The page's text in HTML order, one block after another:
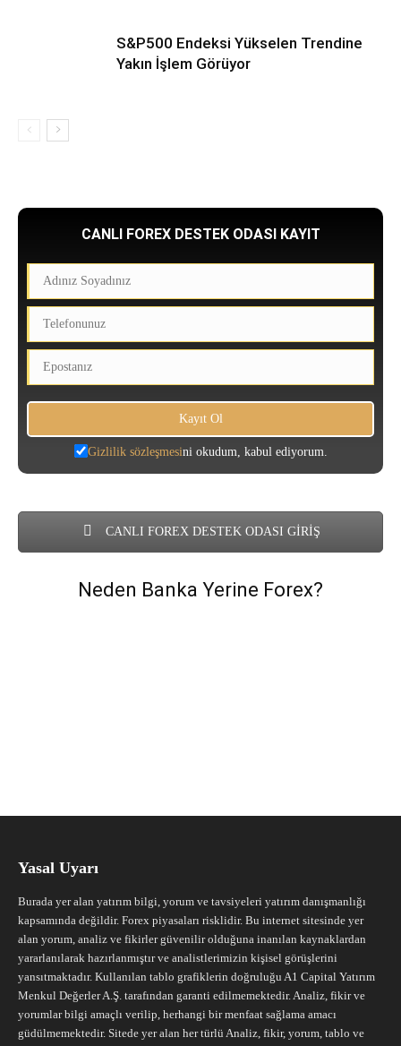
S&P500 Endeksi Yükselen Trendine
Yakın İşlem Görüyor
CANLI FOREX DESTEK ODASI KAYIT
Gizlilik sözleşmesini okudum, kabul ediyorum.
CANLI FOREX DESTEK ODASI GİRİŞ
Neden Banka Yerine Forex?
Yasal Uyarı
Burada yer alan yatırım bilgi, yorum ve tavsiyeleri yatırım danışmanlığı
kapsamında değildir. Forex piyasaları risklidir. Bu internet sitesinde yer
alan yorum, analiz ve fikirler güvenilir olduğuna inanılan kaynaklardan
yararlanılarak hazırlanmıştır ve analistlerimizin kişisel görüşlerini
yansıtmaktadır. Kullanılan tablo grafiklerin doğruluğu A1 Capital Yatırım
Menkul Değerler A.Ş. tarafından garanti edilmemektedir. Analiz, fikir ve
yorumlar bilgi amaçlı verilip, herhangi bir menfaat sağlama amacı
güdülmemektedir. Sitede yer alan her türlü Analiz, fikir, yorum, tablo ve